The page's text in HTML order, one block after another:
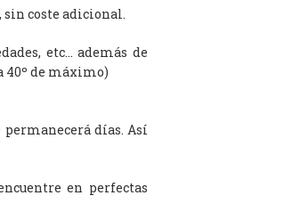
sin coste adicional.
etc… además de
40º de máximo)
días. Así
en perfectas